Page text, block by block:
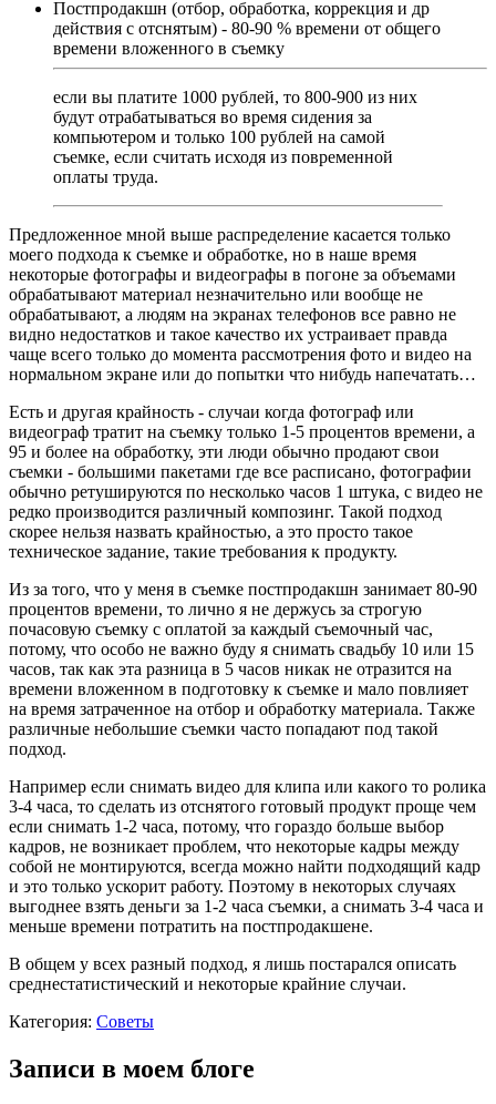
Постпродакшн (отбор, обработка, коррекция и др
действия с отснятым) - 80-90 % времени от общего
времени вложенного в съемку
если вы платите 1000 рублей, то 800-900 из них
будут отрабатываться во время сидения за
компьютером и только 100 рублей на самой
съемке, если считать исходя из повременной
оплаты труда.
Предложенное мной выше распределение касается только
моего подхода к съемке и обработке, но в наше время
некоторые фотографы и видеографы в погоне за объемами
обрабатывают материал незначительно или вообще не
обрабатывают, а людям на экранах телефонов все равно не
видно недостатков и такое качество их устраивает правда
чаще всего только до момента рассмотрения фото и видео на
нормальном экране или до попытки что нибудь напечатать…
Есть и другая крайность - случаи когда фотограф или
видеограф тратит на съемку только 1-5 процентов времени, а
95 и более на обработку, эти люди обычно продают свои
съемки - большими пакетами где все расписано, фотографии
обычно ретушируются по несколько часов 1 штука, с видео не
редко производится различный композинг. Такой подход
скорее нельзя назвать крайностью, а это просто такое
техническое задание, такие требования к продукту.
Из за того, что у меня в съемке постпродакшн занимает 80-90
процентов времени, то лично я не держусь за строгую
почасовую съемку с оплатой за каждый съемочный час,
потому, что особо не важно буду я снимать свадьбу 10 или 15
часов, так как эта разница в 5 часов никак не отразится на
времени вложенном в подготовку к съемке и мало повлияет
на время затраченное на отбор и обработку материала. Также
различные небольшие съемки часто попадают под такой
подход.
Например если снимать видео для клипа или какого то ролика
3-4 часа, то сделать из отснятого готовый продукт проще чем
если снимать 1-2 часа, потому, что гораздо больше выбор
кадров, не возникает проблем, что некоторые кадры между
собой не монтируются, всегда можно найти подходящий кадр
и это только ускорит работу. Поэтому в некоторых случаях
выгоднее взять деньги за 1-2 часа съемки, а снимать 3-4 часа и
меньше времени потратить на постпродакшене.
В общем у всех разный подход, я лишь постарался описать
среднестатистический и некоторые крайние случаи.
Категория: Советы
Записи в моем блоге